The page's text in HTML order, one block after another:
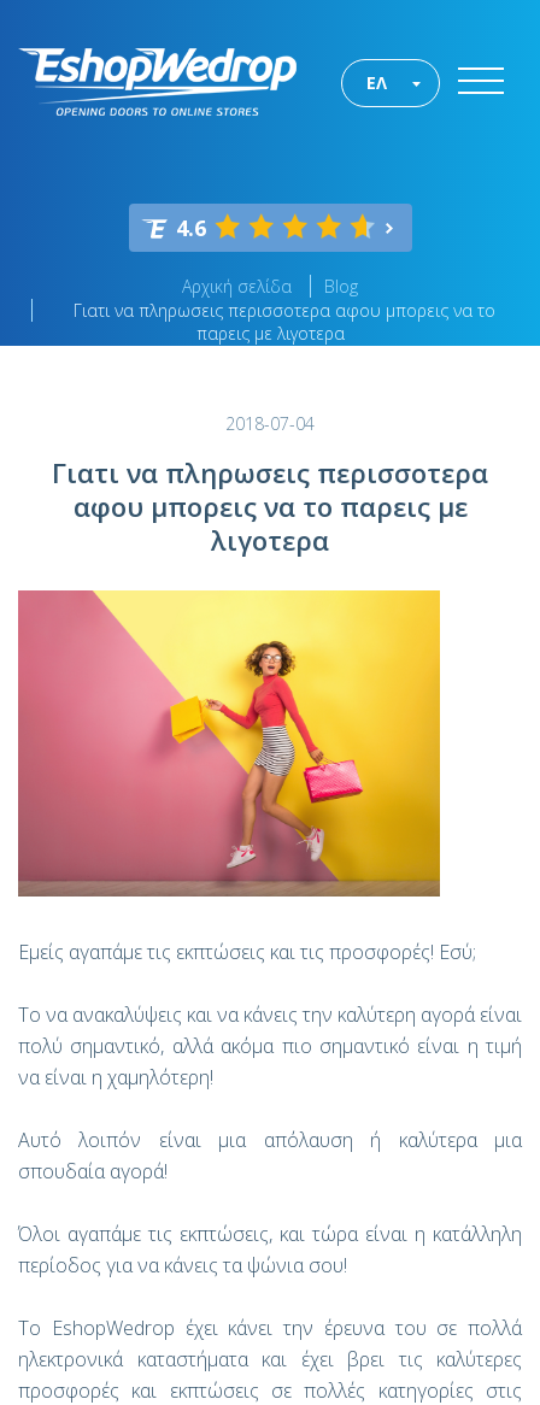
ΕΛ
4.6
Αρχική σελίδα
Blog
Γιατι να πληρωσεις περισσοτερα αφου μπορεις να το
παρεις με λιγοτερα
2018-07-04
Γιατι να πληρωσεις περισσοτερα
αφου μπορεις να το παρεις με
λιγοτερα
Εμείς αγαπάμε τις εκπτώσεις και τις προσφορές! Εσύ;
Το να ανακαλύψεις και να κάνεις την καλύτερη αγορά είναι
πολύ σημαντικό, αλλά ακόμα πιο σημαντικό είναι η τιμή
να είναι η χαμηλότερη!
Αυτό λοιπόν είναι μια απόλαυση ή καλύτερα μια
σπουδαία αγορά!
Όλοι αγαπάμε τις εκπτώσεις, και τώρα είναι η κατάλληλη
περίοδος για να κάνεις τα ψώνια σου!
Το EshopWedrop έχει κάνει την έρευνα του σε πολλά
ηλεκτρονικά καταστήματα και έχει βρει τις καλύτερες
προσφορές και εκπτώσεις σε πολλές κατηγορίες στις